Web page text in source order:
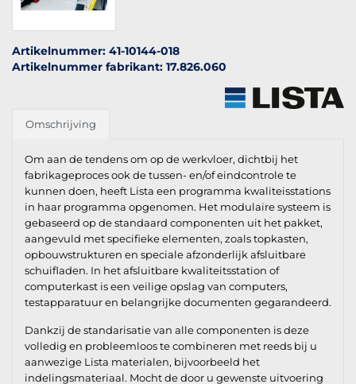
Artikelnummer: 41-10144-018
Artikelnummer fabrikant: 17.826.060
Omschrijving
Om aan de tendens om op de werkvloer, dichtbij het
fabrikageproces ook de tussen- en/of eindcontrole te
kunnen doen, heeft Lista een programma kwaliteisstations
in haar programma opgenomen. Het modulaire systeem is
gebaseerd op de standaard componenten uit het pakket,
aangevuld met specifieke elementen, zoals topkasten,
opbouwstrukturen en speciale afzonderlijk afsluitbare
schuifladen. In het afsluitbare kwaliteitsstation of
computerkast is een veilige opslag van computers,
testapparatuur en belangrijke documenten gegarandeerd.
Dankzij de standarisatie van alle componenten is deze
volledig en probleemloos te combineren met reeds bij u
aanwezige Lista materialen, bijvoorbeeld het
indelingsmateriaal. Mocht de door u gewenste uitvoering